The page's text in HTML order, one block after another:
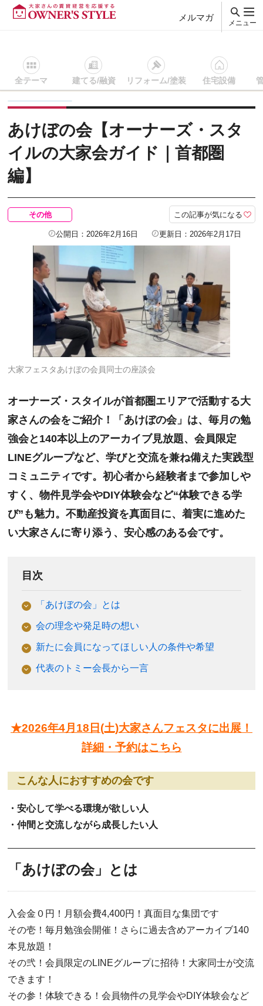
メルマガ
メニュー
全テーマ 建てる/融資 リフォーム/塗装 住宅設備
賃貸経営ＴＯＰ その他 記事を読む あけぼの会【オーナー
あけぼの会【オーナーズ・スタ
イルの大家会ガイド｜首都圏
編】
その他 この記事が気になる
公開日：2026年2月16日 更新日：2026年2月17日
大家フェスタあけぼの会員同士の座談会
オーナーズ・スタイルが首都圏エリアで活動する大
家さんの会をご紹介！「あけぼの会」は、毎月の勉
強会と140本以上のアーカイブ見放題、会員限定
LINEグループなど、学びと交流を兼ね備えた実践型
コミュニティです。初心者から経験者まで参加しや
すく、物件見学会やDIY体験会など“体験できる学
び”も魅力。不動産投資を真面目に、着実に進めた
い大家さんに寄り添う、安心感のある会です。
目次
「あけぼの会」とは
会の理念や発足時の想い
新たに会員になってほしい人の条件や希望
代表のトミー会長から一言
★2026年4月18日(土)大家さんフェスタに出展！
詳細・予約はこちら
こんな人におすすめの会です
・安心して学べる環境が欲しい人
・仲間と交流しながら成長したい人
「あけぼの会」とは
入会金０円！月額会費4,400円！真面目な集団です
その壱！毎月勉強会開催！さらに過去含めアーカイブ140
本見放題！
その弐！会員限定のLINEグループに招待！大家同士が交流
できます！
その参！体験できる！会員物件の見学会やDIY体験会など